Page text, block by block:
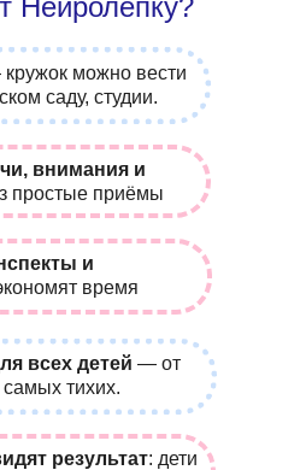
всех детей — от
тихих.
результат: дети
внимания и
простые приёмы
можно вести
саду, студии.
и
время
Нейролепку?